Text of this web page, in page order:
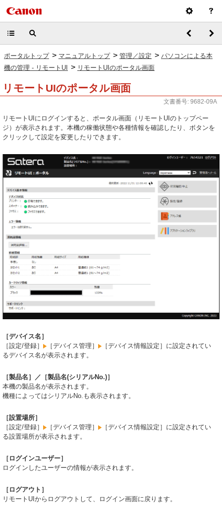
ポータルトップ > マニュアルトップ > 管理／設定 > パソコンによる本
機の管理 - リモートUI
> リモートUIのポータル画面
リモートUIのポータル画面
文書番号: 9682-09A
リモートUIにログインすると、ポータル画面（リモートUIのトップペー
ジ）が表示されます。本機の稼働状態や各種情報を確認したり、ボタンを
クリックして設定を変更したりできます。
［デバイス名］
［設定/登録］
［デバイス管理］
［デバイス情報設定］に設定されてい
るデバイス名が表示されます。
［製品名］／［製品名(シリアルNo.)］
本機の製品名が表示されます。
機種によってはシリアルNo.も表示されます。
［設置場所］
［設定/登録］
［デバイス管理］
［デバイス情報設定］に設定されてい
る設置場所が表示されます。
［ログインユーザー］
ログインしたユーザーの情報が表示されます。
［ログアウト］
リモートUIからログアウトして、ログイン画面に戻ります。